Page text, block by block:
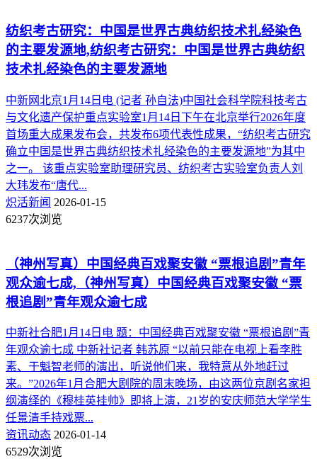
纺织考古研究：中国是世界古典纺织技术扎经染色
的主要发源地,纺织考古研究：中国是世界古典纺织
技术扎经染色的主要发源地
中新网北京1月14日电 (记者 孙自法)中国社会科学院科技考古
与文化遗产保护重点实验室1月14日下午在北京举行2026年度
首场重大成果发布会，共发布6项代表性成果，“纺织考古研究
确立中国是世界古典纺织技术扎经染色的主要发源地”为其中
之一。 该重点实验室助理研究员、纺织考古实验室负责人刘
大玮发布“唐代...
炽活新闻 2026-01-15
6237次浏览
（神州写真）中国经典百戏聚安徽 “票根追剧”青年
观众逾七成,（神州写真）中国经典百戏聚安徽 “票
根追剧”青年观众逾七成
中新社合肥1月14日电 题：中国经典百戏聚安徽 “票根追剧”青
年观众逾七成 中新社记者 韩苏原 “以前只能在电视上看李胜
素、于魁智老师的演出，听说他们来，我特意从外地赶过
来。”2026年1月合肥大剧院的周末晚场，由这两位京剧名家担
纲演绎的《穆桂英挂帅》即将上演，21岁的安庆师范大学学生
任景清手持戏票...
资讯动态 2026-01-14
6529次浏览